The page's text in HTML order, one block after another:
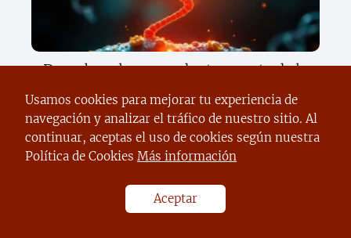
Descubre el sorprendente secreto de la
sabes sobre tus genes
Usamos cookies para mejorar tu experiencia de
navegación y analizar el tráfico de nuestro sitio. Al
continuar, aceptas el uso de cookies según nuestra
Política de Cookies Más información
Aceptar